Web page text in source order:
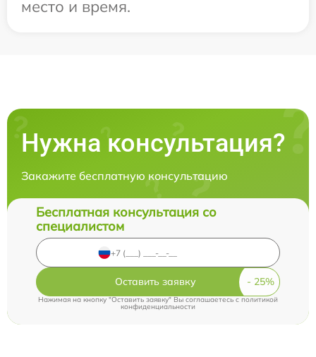
место и время.
Нужна консультация?
Закажите бесплатную консультацию
Бесплатная консультация со
специалистом
Оставить заявку
Нажимая на кнопку "Оставить заявку" Вы соглашаетесь cполитикой
конфиденциальности